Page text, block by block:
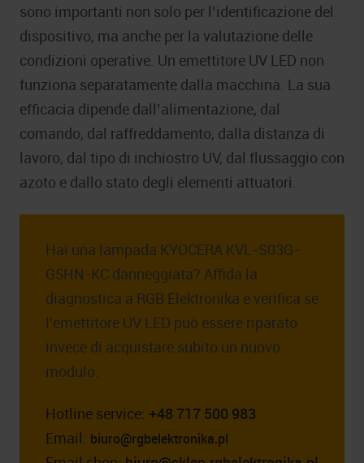
sono importanti non solo per l’identificazione del
dispositivo, ma anche per la valutazione delle
condizioni operative. Un emettitore UV LED non
funziona separatamente dalla macchina. La sua
efficacia dipende dall’alimentazione, dal
comando, dal raffreddamento, dalla distanza di
lavoro, dal tipo di inchiostro UV, dal flussaggio con
azoto e dallo stato degli elementi attuatori.
Hai una lampada KYOCERA KVL-S03G-
G5HN-KC danneggiata? Affida la
diagnostica a RGB Elektronika e verifica se
l’emettitore UV LED può essere riparato
invece di acquistare subito un nuovo
modulo.
Hotline service: +48 717 500 983
Email: biuro@rgbelektronika.pl